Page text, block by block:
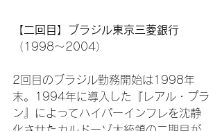
【二回目】ブラジル東京三菱銀行
（1998～2004）
2回目のブラジル勤務開始は1998年
末。1994年に導入した『レアル・プラ
ン』によってハイパーインフレを沈静